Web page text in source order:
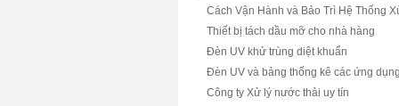
Cách Vận Hành và Bảo Trì Hệ Thống
Thiết bị tách dầu mỡ cho nhà hàng
Đèn UV khử trùng diệt khuẩn
Đèn UV và bảng thống kê các ứng
Công ty Xử lý nước thải uy tín